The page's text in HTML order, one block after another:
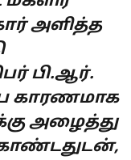
அளித்த
பி.ஆர்.
காரணமாக
அழைத்து